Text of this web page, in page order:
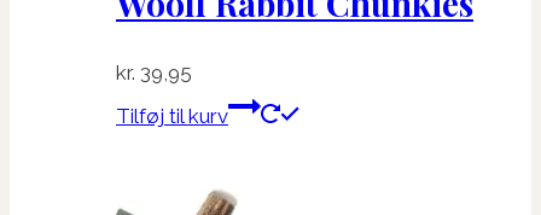
kr. 39,95
Tilføj til kurv